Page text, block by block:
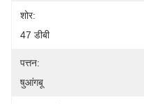
शोर:
47 डीबी
पत्तन:
षुआंगबू